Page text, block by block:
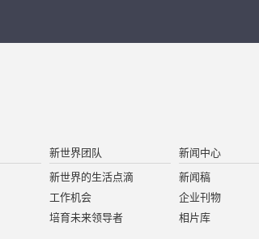
新世界团队
新世界的生活点滴
工作机会
培育未来领导者
新闻中心
新闻稿
企业刊物
相片库